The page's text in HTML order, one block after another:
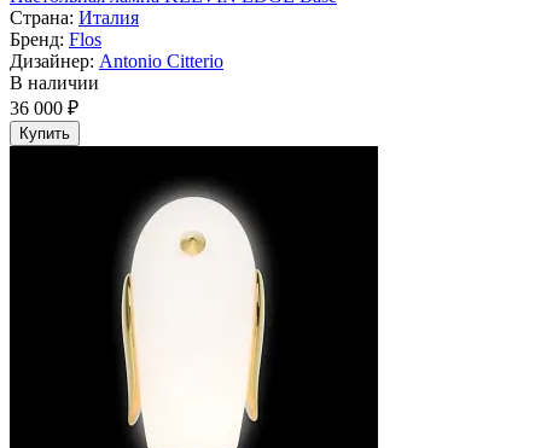
Страна: Италия
Бренд: Flos
Дизайнер: Antonio Citterio
В наличии
36 000 ₽
Купить